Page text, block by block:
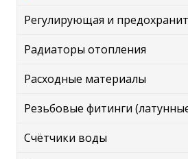
Регулирующая и
Радиаторы отопления
Расходные материалы
Резьбовые фитинги
Счётчики воды